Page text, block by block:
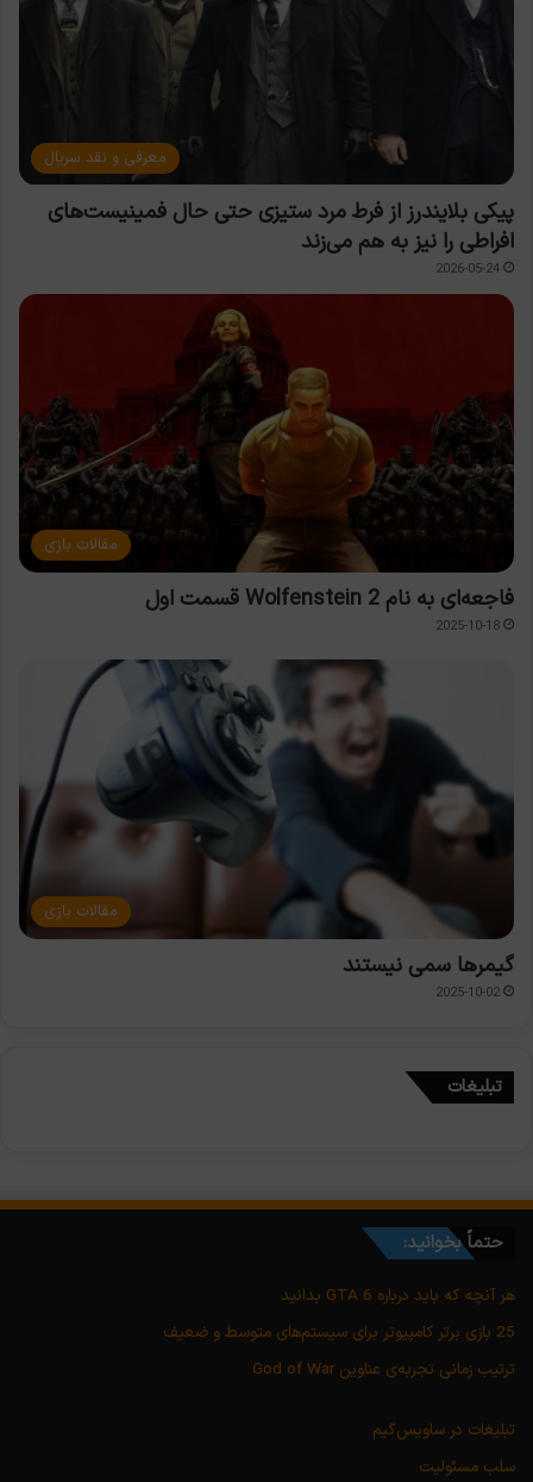
معرفی و نقد سریال
پیکی بلایندرز از فرط مرد ستیزی حتی حال فمینیست‌های
افراطی را نیز به هم می‌زند
2026-05-24
مقالات بازی
فاجعه‌ای به نام Wolfenstein 2 قسمت اول
2025-10-18
مقالات بازی
گیمرها سمی نیستند
2025-10-02
تبلیغات
حتماً بخوانید:
هر آنچه که باید درباره GTA 6 بدانید
25 بازی برتر کامپیوتر برای سیستم‌های متوسط و ضعیف
ترتیب زمانی تجربه‌ی عناوین God of War
تبلیغات در ساویس‌گیم
سلب مسئولیت